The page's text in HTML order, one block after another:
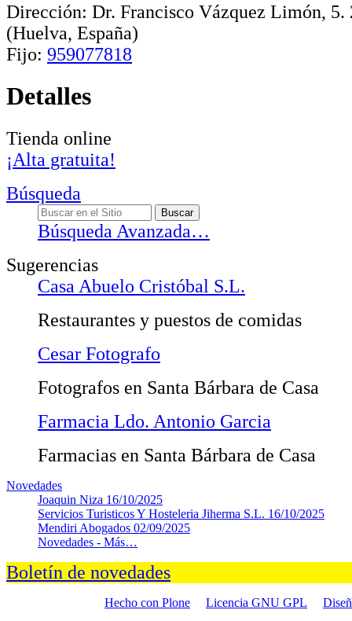
Dirección: Dr. Francisco Vázquez Limón, 5.
(Huelva, España)
Fijo: 959077818
Detalles
Tienda online
¡Alta gratuita!
Búsqueda
Búsqueda Avanzada…
Sugerencias
Casa Abuelo Cristóbal S.L.
Restaurantes y puestos de comidas
Cesar Fotografo
Fotografos en Santa Bárbara de Casa
Farmacia Ldo. Antonio Garcia
Farmacias en Santa Bárbara de Casa
Novedades
Joaquin Niza 16/10/2025
Servicios Turisticos Y Hosteleria Jiherma S.L. 16/10/2025
Mendiri Abogados 02/09/2025
Novedades - Más…
Boletín de novedades
Hecho con Plone Licencia GNU GPL